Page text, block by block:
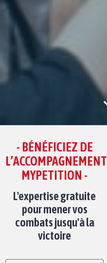
- BÉNÉFICIEZ DE
L’ACCOMPAGNEMENT
MYPETITION -
L'expertise gratuite
pour mener vos
combats jusqu'à la
victoire